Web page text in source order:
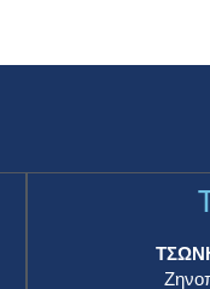
ΗΠΑ: Πλησιάζει
γερουσιαστή